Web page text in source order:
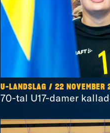
U-LANDSLAG / 22 NOVEMBER
70-tal U17-damer